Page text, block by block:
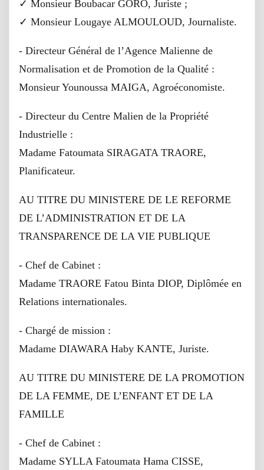
✓ Monsieur Boubacar GORO, Juriste ;
✓ Monsieur Lougaye ALMOULOUD, Journaliste.
- Directeur Général de l’Agence Malienne de
Normalisation et de Promotion de la Qualité :
Monsieur Younoussa MAIGA, Agroéconomiste.
- Directeur du Centre Malien de la Propriété
Industrielle :
Madame Fatoumata SIRAGATA TRAORE,
Planificateur.
AU TITRE DU MINISTERE DE LE REFORME
DE L’ADMINISTRATION ET DE LA
TRANSPARENCE DE LA VIE PUBLIQUE
- Chef de Cabinet :
Madame TRAORE Fatou Binta DIOP, Diplômée en
Relations internationales.
- Chargé de mission :
Madame DIAWARA Haby KANTE, Juriste.
AU TITRE DU MINISTERE DE LA PROMOTION
DE LA FEMME, DE L’ENFANT ET DE LA
FAMILLE
- Chef de Cabinet :
Madame SYLLA Fatoumata Hama CISSE,